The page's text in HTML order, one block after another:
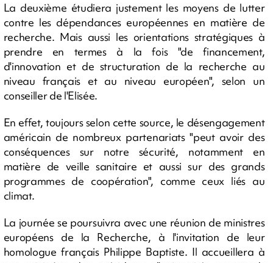
La deuxième étudiera justement les moyens de lutter
contre les dépendances européennes en matière de
recherche. Mais aussi les orientations stratégiques à
prendre en termes à la fois "de financement,
d'innovation et de structuration de la recherche au
niveau français et au niveau européen", selon un
conseiller de l'Elisée.
En effet, toujours selon cette source, le désengagement
américain de nombreux partenariats "peut avoir des
conséquences sur notre sécurité, notamment en
matière de veille sanitaire et aussi sur des grands
programmes de coopération", comme ceux liés au
climat.
La journée se poursuivra avec une réunion de ministres
européens de la Recherche, à l'invitation de leur
homologue français Philippe Baptiste. Il accueillera à